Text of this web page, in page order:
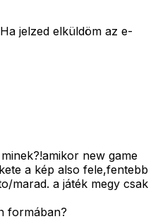
jelzed elküldöm az e-
new game
a kép also fele,fentebb
marad. a játék megy csak
formában?